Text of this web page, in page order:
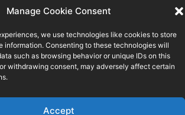
Manage Cookie Consent
we use technologies like cookies to store
information. Consenting to these technologies will
such as browsing behavior or unique IDs on this
withdrawing consent, may adversely affect certain
Accept